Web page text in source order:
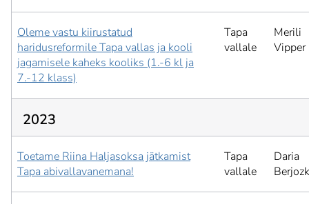
Oleme vastu kiirustatud
haridusreformile Tapa vallas ja kooli
jagamisele kaheks kooliks (1.-6 kl ja
7.-12 klass)
Tapa
vallale
Merili
Vipper
2023
Toetame Riina Haljasoksa jätkamist
Tapa abivallavanemana!
Tapa
vallale
Daria